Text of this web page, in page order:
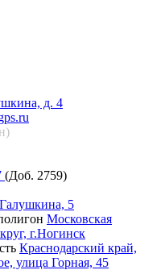
д. 4
(Доб. 2759)
5
Московская
г.Ногинск
Краснодарский край,
улица Горная, 45